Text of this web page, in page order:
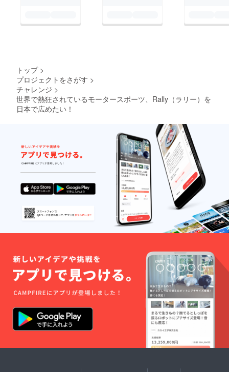
トップ >
プロジェクトをさがす >
チャレンジ >
世界で熱狂されているモータースポーツ、Rally（ラリー）を
日本で広めたい！